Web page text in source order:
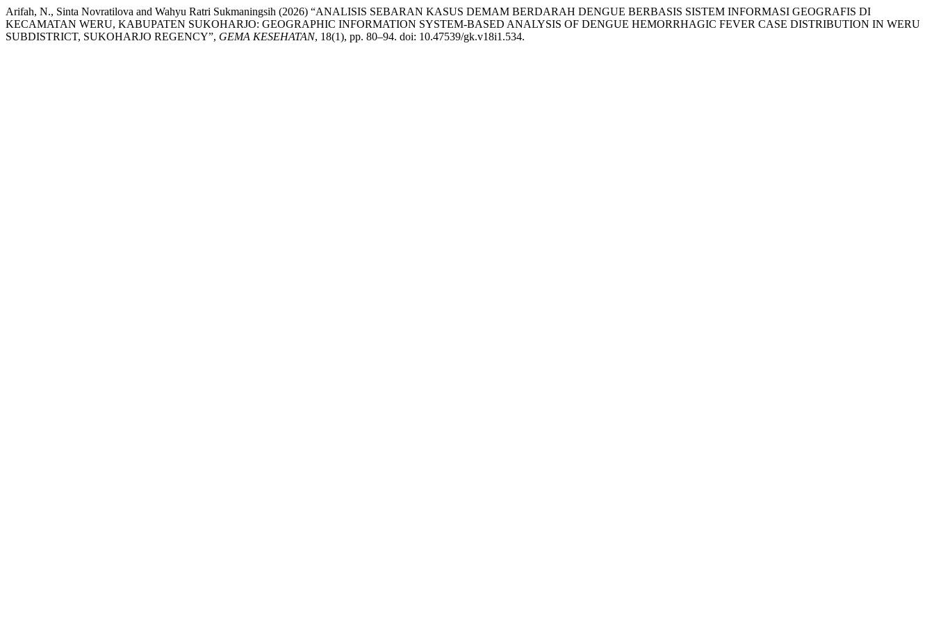
Arifah, N., Sinta Novratilova and Wahyu Ratri Sukmaningsih (2026) “ANALISIS SEBARAN KASUS DEMAM BERDARAH DENGUE BERBASIS SISTEM INFORMASI GEOGRAFIS DI
KECAMATAN WERU, KABUPATEN SUKOHARJO: GEOGRAPHIC INFORMATION SYSTEM-BASED ANALYSIS OF DENGUE HEMORRHAGIC FEVER CASE DISTRIBUTION IN WERU
SUBDISTRICT, SUKOHARJO REGENCY”, GEMA KESEHATAN, 18(1), pp. 80–94. doi: 10.47539/gk.v18i1.534.